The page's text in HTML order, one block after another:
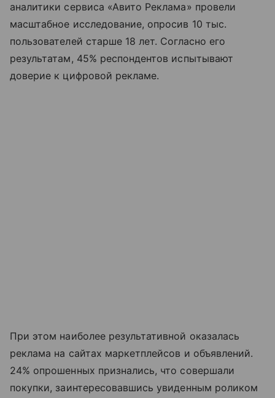
аналитики сервиса «Авито Реклама» провели
масштабное исследование, опросив 10 тыс.
пользователей старше 18 лет. Согласно его
результатам, 45% респондентов испытывают
доверие к цифровой рекламе.
При этом наиболее результативной оказалась
реклама на сайтах маркетплейсов и объявлений.
24% опрошенных признались, что совершали
покупки, заинтересовавшись увиденным роликом